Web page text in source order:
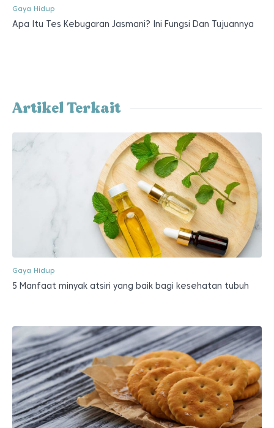
Gaya Hidup
Apa Itu Tes Kebugaran Jasmani? Ini Fungsi Dan Tujuannya
Artikel Terkait
Gaya Hidup
5 Manfaat minyak atsiri yang baik bagi kesehatan tubuh